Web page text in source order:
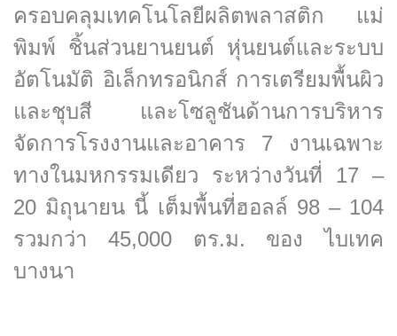
ครอบคลุมเทคโนโลยีผลิตพลาสติก แม่
พิมพ์ ชิ้นส่วนยานยนต์ หุ่นยนต์และระบบ
อัตโนมัติ อิเล็กทรอนิกส์ การเตรียมพื้นผิว
และชุบสี และโซลูชันด้านการบริหาร
จัดการโรงงานและอาคาร 7 งานเฉพาะ
ทางในมหกรรมเดียว ระหว่างวันที่ 17 –
20 มิถุนายน นี้ เต็มพื้นที่ฮอลล์ 98 – 104
รวมกว่า 45,000 ตร.ม. ของ ไบเทค
บางนา